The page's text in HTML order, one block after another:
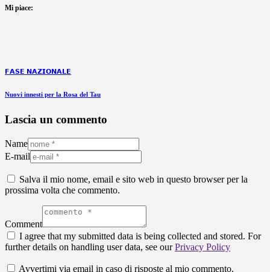
Mi piace:
𝗙𝗔𝗦𝗘 𝗡𝗔𝗭𝗜𝗢𝗡𝗔𝗟𝗘
Nuovi innesti per la Rosa del Tau
Lascia un commento
Name
E-mail
Salva il mio nome, email e sito web in questo browser per la
prossima volta che commento.
Comment
I agree that my submitted data is being collected and stored. For
further details on handling user data, see ourPrivacy Policy
Avvertimi via email in caso di risposte al mio commento.